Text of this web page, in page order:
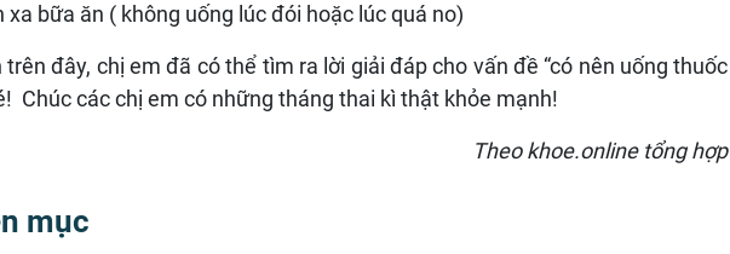
bữa ăn ( không uống lúc đói hoặc lúc quá no)
đây, chị em đã có thể tìm ra lời giải đáp cho vấn đề “có nên uống thuốc
Chúc các chị em có những tháng thai kì thật khỏe mạnh!
Theo khoe.online tổng hợp
mục